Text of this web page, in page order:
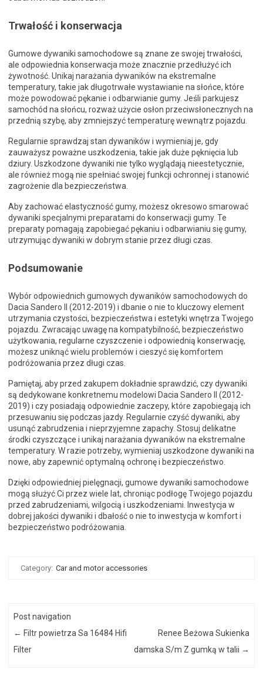
Trwałość i konserwacja
Gumowe dywaniki samochodowe są znane ze swojej trwałości,
ale odpowiednia konserwacja może znacznie przedłużyć ich
żywotność. Unikaj narażania dywaników na ekstremalne
temperatury, takie jak długotrwałe wystawianie na słońce, które
może powodować pękanie i odbarwianie gumy. Jeśli parkujesz
samochód na słońcu, rozważ użycie osłon przeciwsłonecznych na
przednią szybę, aby zmniejszyć temperaturę wewnątrz pojazdu.
Regularnie sprawdzaj stan dywaników i wymieniaj je, gdy
zauważysz poważne uszkodzenia, takie jak duże pęknięcia lub
dziury. Uszkodzone dywaniki nie tylko wyglądają nieestetycznie,
ale również mogą nie spełniać swojej funkcji ochronnej i stanowić
zagrożenie dla bezpieczeństwa.
Aby zachować elastyczność gumy, możesz okresowo smarować
dywaniki specjalnymi preparatami do konserwacji gumy. Te
preparaty pomagają zapobiegać pękaniu i odbarwianiu się gumy,
utrzymując dywaniki w dobrym stanie przez długi czas.
Podsumowanie
Wybór odpowiednich gumowych dywaników samochodowych do
Dacia Sandero II (2012-2019) i dbanie o nie to kluczowy element
utrzymania czystości, bezpieczeństwa i estetyki wnętrza Twojego
pojazdu. Zwracając uwagę na kompatybilność, bezpieczeństwo
użytkowania, regularne czyszczenie i odpowiednią konserwację,
możesz uniknąć wielu problemów i cieszyć się komfortem
podróżowania przez długi czas.
Pamiętaj, aby przed zakupem dokładnie sprawdzić, czy dywaniki
są dedykowane konkretnemu modelowi Dacia Sandero II (2012-
2019) i czy posiadają odpowiednie zaczepy, które zapobiegają ich
przesuwaniu się podczas jazdy. Regularnie czyść dywaniki, aby
usunąć zabrudzenia i nieprzyjemne zapachy. Stosuj delikatne
środki czyszczące i unikaj narażania dywaników na ekstremalne
temperatury. W razie potrzeby, wymieniaj uszkodzone dywaniki na
nowe, aby zapewnić optymalną ochronę i bezpieczeństwo.
Dzięki odpowiedniej pielęgnacji, gumowe dywaniki samochodowe
mogą służyć Ci przez wiele lat, chroniąc podłogę Twojego pojazdu
przed zabrudzeniami, wilgocią i uszkodzeniami. Inwestycja w
dobrej jakości dywaniki i dbałość o nie to inwestycja w komfort i
bezpieczeństwo podróżowania.
Category: Car and motor accessories
Post navigation
← Filtr powietrza Sa 16484 Hifi
Filter
Renee Beżowa Sukienka
damska S/m Z gumką w talii →